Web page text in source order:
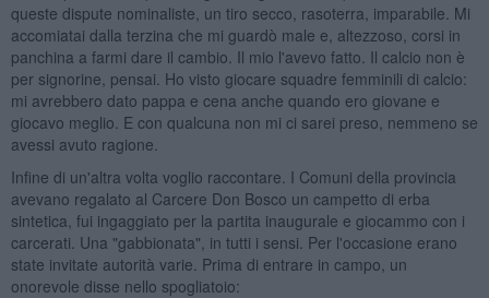
queste dispute nominaliste, un tiro secco, rasoterra, imparabile. Mi
accomiatai dalla terzina che mi guardò male e, altezzoso, corsi in
panchina a farmi dare il cambio. Il mio l'avevo fatto. Il calcio non è
per signorine, pensai. Ho visto giocare squadre femminili di calcio:
mi avrebbero dato pappa e cena anche quando ero giovane e
giocavo meglio. E con qualcuna non mi ci sarei preso, nemmeno se
avessi avuto ragione.
Infine di un'altra volta voglio raccontare. I Comuni della provincia
avevano regalato al Carcere Don Bosco un campetto di erba
sintetica, fui ingaggiato per la partita inaugurale e giocammo con i
carcerati. Una "gabbionata", in tutti i sensi. Per l'occasione erano
state invitate autorità varie. Prima di entrare in campo, un
onorevole disse nello spogliatoio: